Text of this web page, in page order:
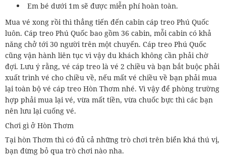
Em bé dưới 1m sẽ được miễn phí hoàn toàn.
Mua vé xong rồi thì thẳng tiến đến cabin cáp treo Phú Quốc
luôn. Cáp treo Phú Quốc bao gồm 36 cabin, mỗi cabin có khả
năng chở tới 30 người trên một chuyến. Cáp treo Phú Quốc
cũng vận hành liên tục vì vậy du khách không cần phải chờ
đợi. Lưu ý rằng, vé cáp treo là vé 2 chiều và bạn bắt buộc phải
xuất trình vé cho chiều về, nếu mất vé chiều về bạn phải mua
lại toàn bộ vé cáp treo Hòn Thơm nhé. Vì vậy để phòng trường
hợp phải mua lại vé, vừa mất tiền, vừa chuốc bực thì các bạn
nên lưu lại cuống vé.
Chơi gì ở Hòn Thơm
Tại hòn Thơm thì có đủ cả những trò chơi trên biển khá thú vị,
bạn đừng bỏ qua trò chơi nào nha.